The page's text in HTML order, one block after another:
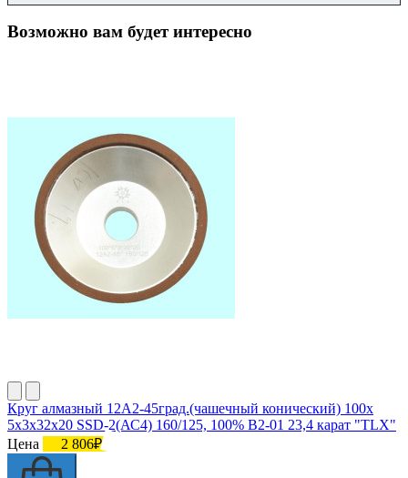
Возможно вам будет интересно
Круг алмазный 12А2-45град.(чашечный конический) 100х
5х3х32х20 SSD-2(АС4) 160/125, 100% В2-01 23,4 карат "TLX"
Цена
2 806₽